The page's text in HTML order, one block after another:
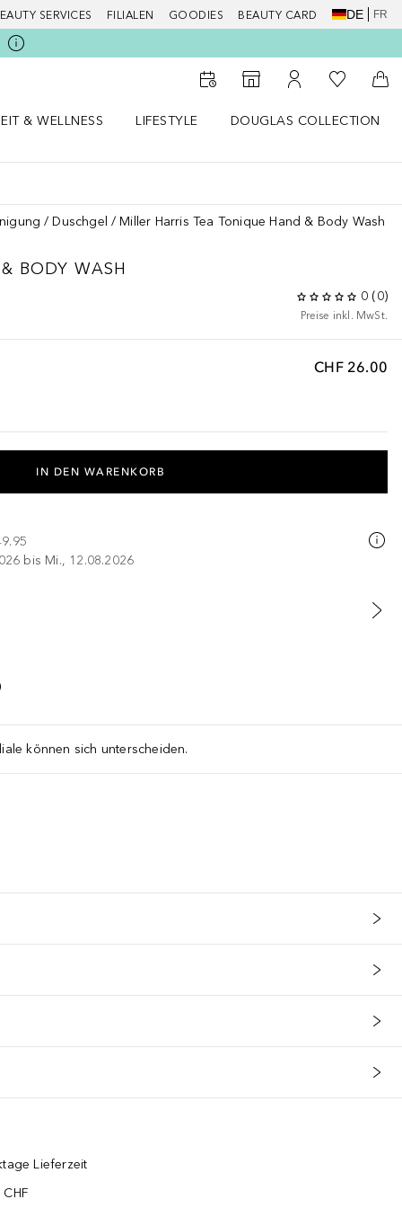
SERVICES FILIALEN GOODIES BEAUTY CARD DE FR
Zum Storefinder
Zu Meinem
Zu Meiner
& WELLNESS
LIFESTYLE
DOUGLAS COLLECTION
Duschgel Miller Harris Tea Tonique Hand & Body Wash
BODY WASH
0 (0)
Preise inkl. MwSt.
CHF 26.00
IN DEN WARENKORB
bis Mi., 12.08.2026
können sich unterscheiden.
Lieferzeit